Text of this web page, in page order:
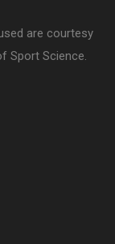
are courtesy
Sport Science.